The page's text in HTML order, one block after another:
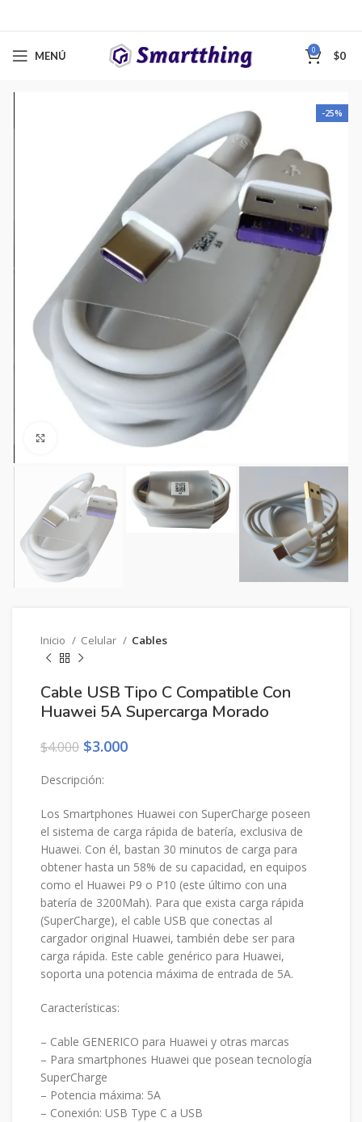
MENÚ 0 $0
-25%
Clic para ampliar
Inicio Celular Cables
Cable USB Tipo C Compatible Con
Huawei 5A Supercarga Morado
$4.000 El
original
$4.000.
$3.000El
$3.000.
Descripción:
Los Smartphones Huawei con SuperCharge poseen
el sistema de carga rápida de batería, exclusiva de
Huawei. Con él, bastan 30 minutos de carga para
obtener hasta un 58% de su capacidad, en equipos
como el Huawei P9 o P10 (este último con una
batería de 3200Mah). Para que exista carga rápida
(SuperCharge), el cable USB que conectas al
cargador original Huawei, también debe ser para
carga rápida. Este cable genérico para Huawei,
soporta una potencia máxima de entrada de 5A.
Características:
– Cable GENERICO para Huawei y otras marcas
– Para smartphones Huawei que posean tecnología
SuperCharge
– Potencia máxima: 5A
– Conexión: USB Type C a USB